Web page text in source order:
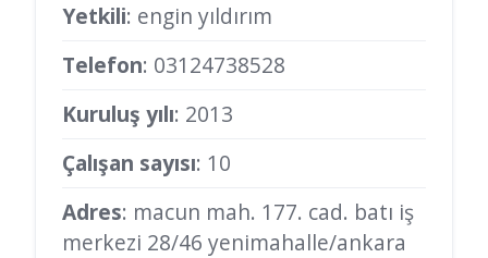
Yetkili: engin yıldırım
Telefon: 03124738528
Kuruluş yılı: 2013
Çalışan sayısı: 10
Adres: macun mah. 177. cad. batı iş
merkezi 28/46 yenimahalle/ankara